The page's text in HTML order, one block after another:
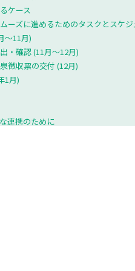
ケース
ーズに進めるためのタスクとスケ
～11月)
・確認 (11月～12月)
徴収票の交付 (12月)
1月)
連携のために